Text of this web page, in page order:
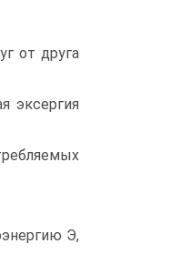
от друга
эксергия
Э,